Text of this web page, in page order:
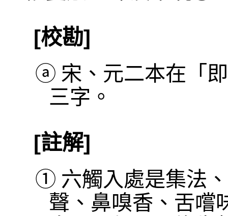
[校勘]
ⓐ 宋、元二本在「
三字。
[註解]
① 六觸入處是集法
聲、鼻嗅香、舌嚐